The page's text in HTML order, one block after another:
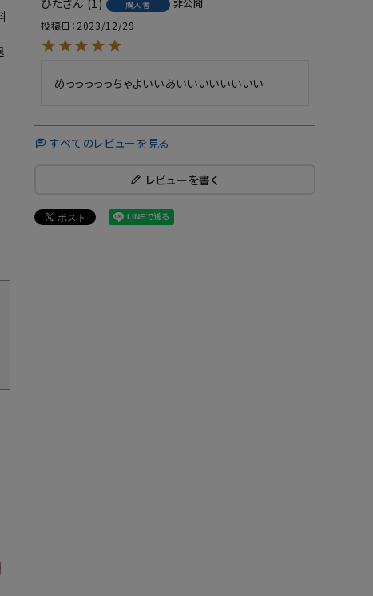
ひた 1 購入者
非公開
投稿日
2023/12/29
めっっっっっちゃよいいあいいいいいいいい
すべてのレビューを見る
レビューを書く